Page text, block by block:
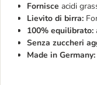
Fornisce acidi
Lievito di birra:
100% equilibrato:
Senza zuccheri
Made in Germany: